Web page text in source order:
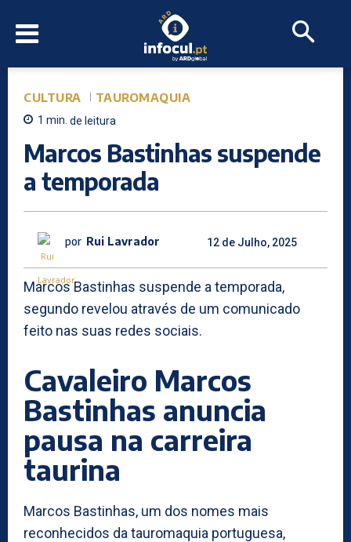
CULTURA TAUROMAQUIA
1 min. de leitura
Marcos Bastinhas suspende
a temporada
por Rui Lavrador 12 de Julho, 2025
Marcos Bastinhas suspende a temporada,
segundo revelou através de um comunicado
feito nas suas redes sociais.
Cavaleiro Marcos
Bastinhas anuncia
pausa na carreira
taurina
Marcos Bastinhas, um dos nomes mais
reconhecidos da tauromaquia portuguesa,